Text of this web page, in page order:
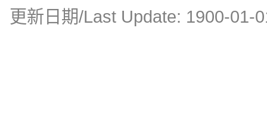
更新日期/Last Update: 1900-01-